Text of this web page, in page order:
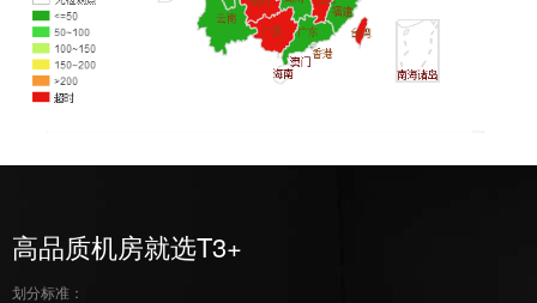
高品质机房就选T3+
划分标准：